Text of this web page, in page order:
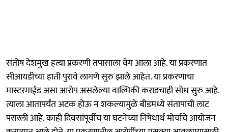
संतोष देशमुख हत्या प्रकरणी तपासाला वेग आला आहे. या प्रकरणात
सीआयडीच्या हाती पुरावे लागणे सुरु झाले आहेत. या प्रकरणाचा
मास्टरमाईंड असा आरोप असलेल्या वाल्मिकी कराडचाही सोध सुरु आहे.
त्याला आतापर्यंत अटक होऊ न शकल्यामुळे बीडमध्ये संतापाची लाट
पसरली आहे. काही दिवसांपूर्वीच या घटनेच्या निषेधार्थ मोर्चाचे आयोजन